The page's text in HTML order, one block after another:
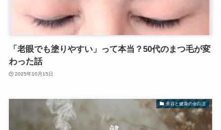
「老眼でも塗りやすい」って本当？50代のまつ毛が変
わった話
2025年10月15日
美容と健康の余白活